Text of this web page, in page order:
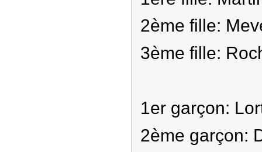
2ème fille:
3ème fille:
1er garçon:
2ème garçon: